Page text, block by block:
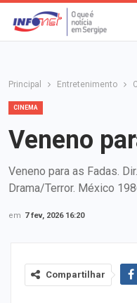
Principal Entretenimento
CINEMA
Veneno
Veneno para as Fadas.
Drama/Terror. México
em 7 fev, 2026 16:20
Compartilhar